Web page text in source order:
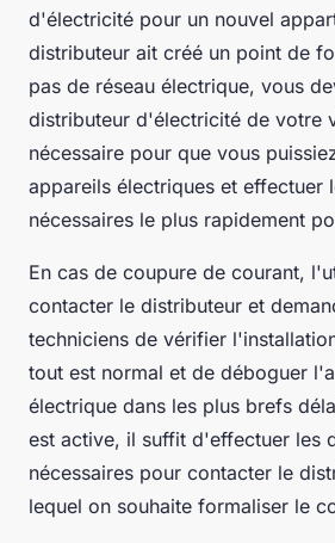
d'électricité pour un nouvel
distributeur ait créé un point de
pas de réseau électrique, vous
distributeur d'électricité de votre
nécessaire pour que vous
appareils électriques et effectuer
nécessaires le plus rapidement
En cas de coupure de courant,
contacter le distributeur et
techniciens de vérifier
tout est normal et de déboguer
électrique dans les plus brefs
est active, il suffit d'effectuer les
nécessaires pour contacter le
lequel on souhaite formaliser le